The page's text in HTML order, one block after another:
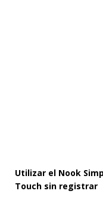
Utilizar el Nook
Touch sin registrar